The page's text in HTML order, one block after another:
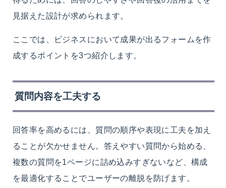
見据えた設計が求められます。
ここでは、ビジネスにおいて成果が出るフォームを作
成するポイントを3つ紹介します。
質問内容を工夫する
回答率を高めるには、質問の順序や表現に工夫を加え
ることが欠かせません。答えやすい質問から始める、
複数の質問を1ページに詰め込みすぎないなど、構成
を最適化することでユーザーの離脱を防げます。